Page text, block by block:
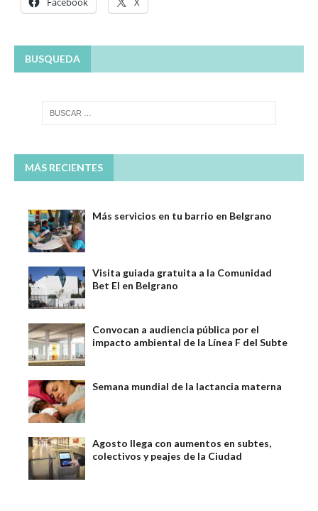
BUSQUEDA
MÁS RECIENTES
Más servicios en tu barrio en Belgrano
Visita guiada gratuita a la Comunidad
Bet El en Belgrano
Convocan a audiencia pública por el
impacto ambiental de la Línea F del Subte
Semana mundial de la lactancia materna
Agosto llega con aumentos en subtes,
colectivos y peajes de la Ciudad